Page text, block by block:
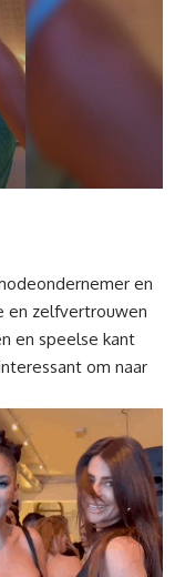
en
en zelfvertrouwen
en speelse kant
om naar